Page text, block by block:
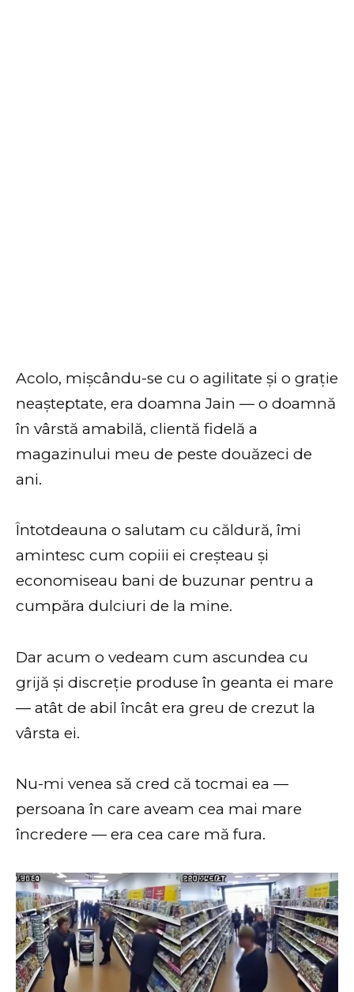
Acolo, mișcându-se cu o agilitate și o grație
neașteptate, era doamna Jain — o doamnă
în vârstă amabilă, clientă fidelă a
magazinului meu de peste douăzeci de
ani.
Întotdeauna o salutam cu căldură, îmi
amintesc cum copiii ei creșteau și
economiseau bani de buzunar pentru a
cumpăra dulciuri de la mine.
Dar acum o vedeam cum ascundea cu
grijă și discreție produse în geanta ei mare
— atât de abil încât era greu de crezut la
vârsta ei.
Nu-mi venea să cred că tocmai ea —
persoana în care aveam cea mai mare
încredere — era cea care mă fura.